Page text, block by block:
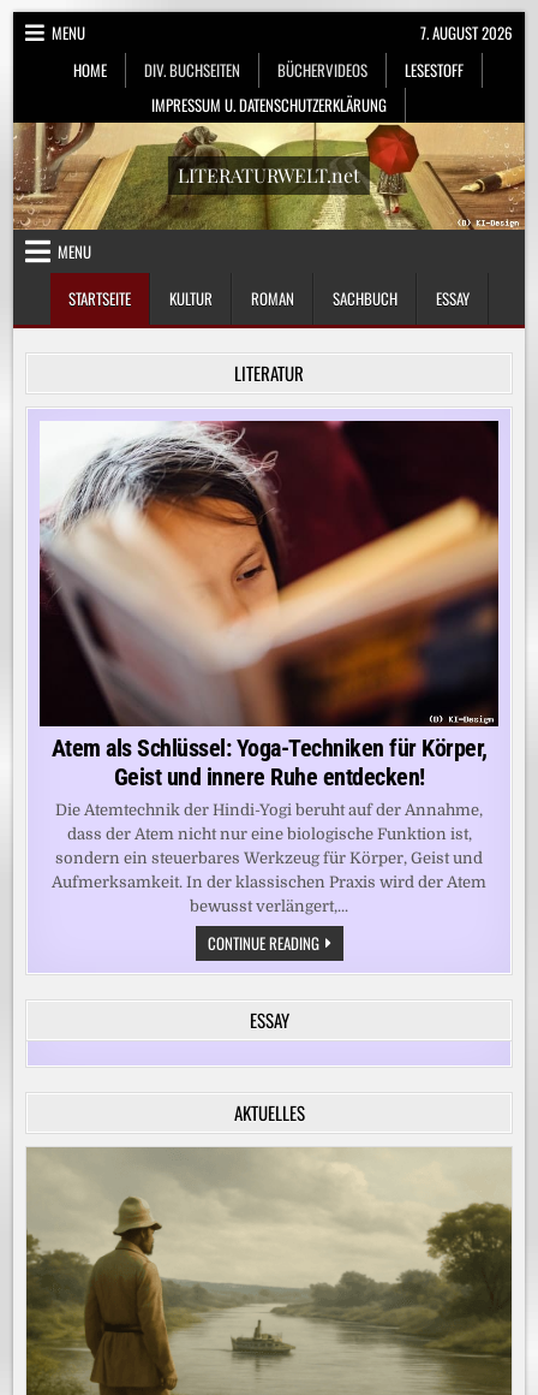
Skip
MENU
HOME
DIV. BUCHSEITEN BÜCHERVIDEOS
LESESTOFF
IMPRESSUM U. DATENSCHUTZERKLÄRUNG
7. AUGUST 2026
LITERATURWELT.net
MENU
STARTSEITE
KULTUR ROMAN SACHBUCH ESSAY
LITERATUR
Atem als Schlüssel: Yoga-Techniken für Körper,
Geist und innere Ruhe entdecken!
Die Atemtechnik der Hindi-Yogi beruht auf der Annahme,
dass der Atem nicht nur eine biologische Funktion ist,
sondern ein steuerbares Werkzeug für Körper, Geist und
Aufmerksamkeit. In der klassischen Praxis wird der Atem
bewusst verlängert,...
CONTINUE READINGATEM
ALS
SCHLÜSSEL:
TECHNIKEN
KÖRPER,
UND
RUHE
ESSAY
AKTUELLES